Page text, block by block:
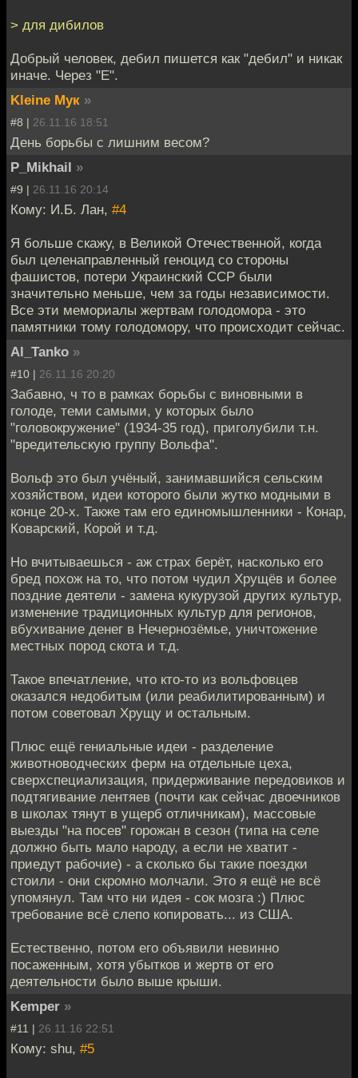
> для дибилов
Добрый человек, дебил пишется как "дебил" и никак
иначе. Через "Е".
Kleine Мук »
#8 | 26.11.16 18:51
День борьбы с лишним весом?
P_Mikhail »
#9 | 26.11.16 20:14
Кому: И.Б. Лан, #4
Я больше скажу, в Великой Отечественной, когда
был целенаправленный геноцид со стороны
фашистов, потери Украинский ССР были
значительно меньше, чем за годы независимости.
Все эти мемориалы жертвам голодомора - это
памятники тому голодомору, что происходит сейчас.
Al_Tanko »
#10 | 26.11.16 20:20
Забавно, ч то в рамках борьбы с виновными в
голоде, теми самыми, у которых было
"головокружение" (1934-35 год), приголубили т.н.
"вредительскую группу Вольфа".
Вольф это был учёный, занимавшийся сельским
хозяйством, идеи которого были жутко модными в
конце 20-х. Также там его единомышленники - Конар,
Коварский, Корой и т.д.
Но вчитываешься - аж страх берёт, насколько его
бред похож на то, что потом чудил Хрущёв и более
поздние деятели - замена кукурузой других культур,
изменение традиционных культур для регионов,
вбухивание денег в Нечернозёмье, уничтожение
местных пород скота и т.д.
Такое впечатление, что кто-то из вольфовцев
оказался недобитым (или реабилитированным) и
потом советовал Хрущу и остальным.
Плюс ещё гениальные идеи - разделение
животноводческих ферм на отдельные цеха,
сверхспециализация, придерживание передовиков и
подтягивание лентяев (почти как сейчас двоечников
в школах тянут в ущерб отличникам), массовые
выезды "на посев" горожан в сезон (типа на селе
должно быть мало народу, а если не хватит -
приедут рабочие) - а сколько бы такие поездки
стоили - они скромно молчали. Это я ещё не всё
упомянул. Там что ни идея - сок мозга :) Плюс
требование всё слепо копировать... из США.
Естественно, потом его объявили невинно
посаженным, хотя убытков и жертв от его
деятельности было выше крыши.
Kemper »
#11 | 26.11.16 22:51
Кому: shu, #5